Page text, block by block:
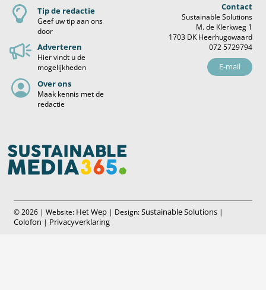
Tip de redactie
Geef uw tip aan ons
door
Adverteren
Hier vindt u de
mogelijkheden
Over ons
Maak kennis met de
redactie
Contact
Sustainable Solutions
M. de Klerkweg 1
1703 DK Heerhugowaard
072 5729794
E-mail
© 2026 | Website: Het Wep | Design:Sustainable Solutions |
Colofon | Privacyverklaring